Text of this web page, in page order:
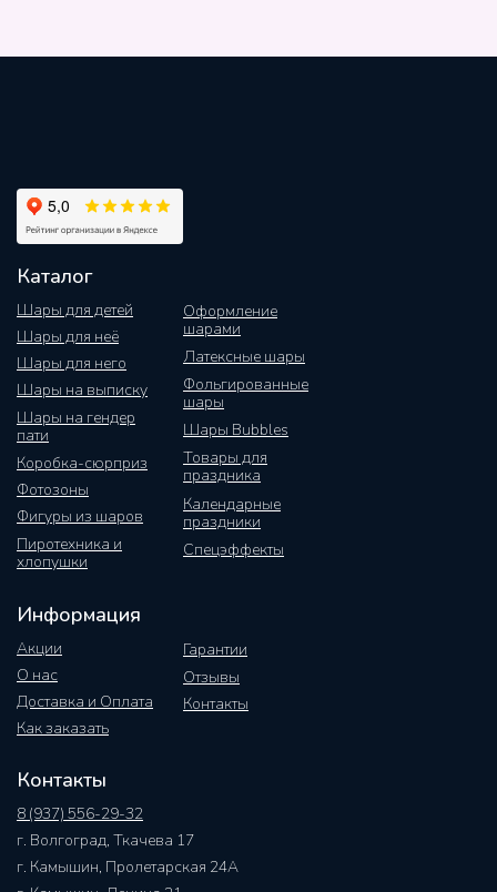
Каталог
Шары для детей
Шары для неё
Шары на выписку
Шары на гендер
пати
Коробка-сюрприз
Фотозоны
Оформление
шарами
Фигуры из шаров
Латексные шары
Фольгированные
шары
Шары Bubbles
Шары для него
Товары для
праздника
Календарные
праздники
Пиротехника и
хлопушки
Спецэффекты
Информация
Акции
О нас
Как заказать
Гарантии
Отзывы
Контакты
Доставка и Оплата
Контакты
8 (937) 556-29-32
г. Волгоград, Ткачева 17
г. Камышин, Пролетарская 24А